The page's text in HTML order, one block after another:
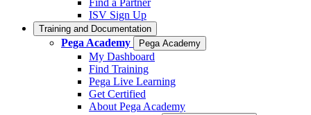
Find a Partner
ISV Sign Up
Training and Documentation
Pega Academy Pega Academy
My Dashboard
Find Training
Pega Live Learning
Get Certified
About Pega Academy